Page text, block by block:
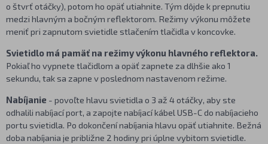
o štvrť otáčky), potom ho opäť utiahnite. Tým dôjde k prepnutiu
medzi hlavným a bočným reflektorom. Režimy výkonu môžete
meniť pri zapnutom svietidle stlačením tlačidla v koncovke.
Svietidlo má pamäť na režimy výkonu hlavného reflektora.
Pokiaľ ho vypnete tlačidlom a opäť zapnete za dlhšie ako 1
sekundu, tak sa zapne v poslednom nastavenom režime.
Nabíjanie - povoľte hlavu svietidla o 3 až 4 otáčky, aby ste
odhalili nabíjací port, a zapojte nabíjací kábel USB-C do nabíjacieho
portu svietidla. Po dokončení nabíjania hlavu opäť utiahnite. Bežná
doba nabíjania je približne 2 hodiny pri úplne vybitom svietidle.